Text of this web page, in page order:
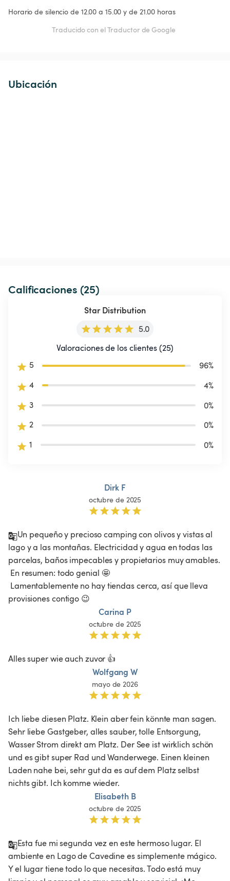
Horario de silencio de 12.00 a 15.00 y de 21.00 horas
Traducido con el Traductor de Google
Ubicación
Calificaciones (25)
Star Distribution
5.0
Valoraciones de los clientes (25)
5
96%
4
4%
3
0%
2
0%
1
0%
Dirk F
octubre de 2025
Un pequeño y precioso camping con olivos y vistas al
lago y a las montañas. Electricidad y agua en todas las
parcelas, baños impecables y propietarios muy amables.
provisiones contigo 😉
Carina P
octubre de 2025
Alles super wie auch zuvor 👍
Wolfgang W
mayo de 2026
Ich liebe diesen Platz. Klein aber fein könnte man sagen.
Sehr liebe Gastgeber, alles sauber, tolle Entsorgung,
Wasser Strom direkt am Platz. Der See ist wirklich schön
und es gibt super Rad und Wanderwege. Einen kleinen
Laden nahe bei, sehr gut da es auf dem Platz selbst
nichts gibt. Ich komme wieder.
Elisabeth B
octubre de 2025
Esta fue mi segunda vez en este hermoso lugar. El
ambiente en Lago de Cavedine es simplemente mágico.
Y el lugar tiene todo lo que necesitas. Todo está muy